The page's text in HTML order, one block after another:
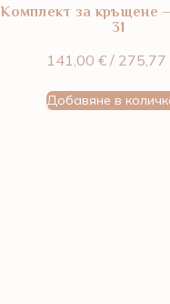
Комплект за кръщене
31
141,00 €/ 275,77
Добавяне в